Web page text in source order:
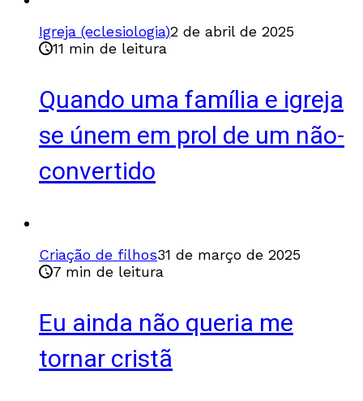
Igreja (eclesiologia)2 de abril de 2025
11 min de leitura
Quando uma família e igreja
se únem em prol de um não-
convertido
Criação de filhos31 de março de 2025
7 min de leitura
Eu ainda não queria me
tornar cristã